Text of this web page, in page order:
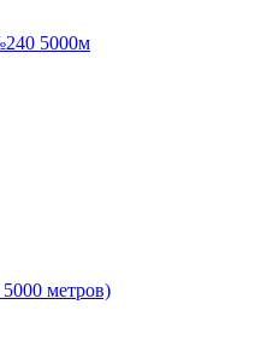
5000м
метров)